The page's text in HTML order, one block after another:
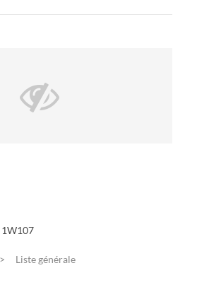
1W107
Liste générale